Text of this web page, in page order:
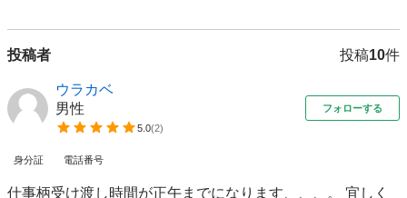
投稿者 投稿10件
ウラカベ
男性
5.0(2)
フォローする
身分証 電話番号
仕事柄受け渡し時間が正午までになります、、、。 宜しく